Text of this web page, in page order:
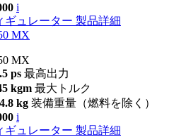
i
ギュレーター 製品詳細
MX
MX
ps 最高出力
kgm 最大トルク
kg 装備重量（燃料を除く）
i
ギュレーター 製品詳細